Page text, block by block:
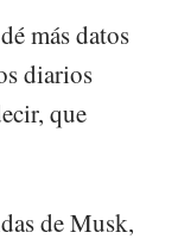
más datos
diarios
que
de Musk,